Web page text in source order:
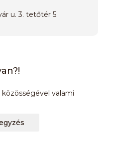
u. 3. tetőtér 5.
valami